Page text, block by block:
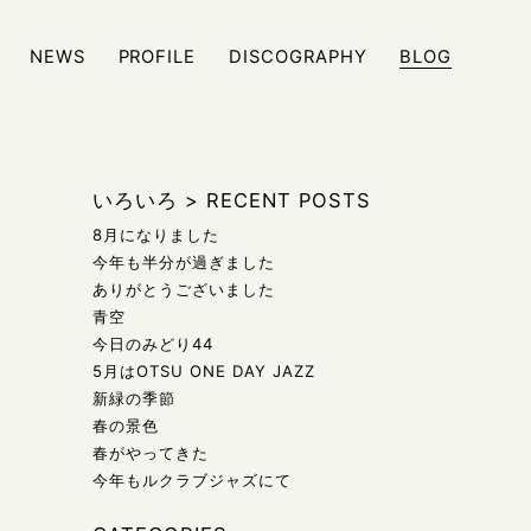
NEWS PROFILE DISCOGRAPHY BLOG
いろいろ > RECENT POSTS
8月になりました
今年も半分が過ぎました
ありがとうございました
青空
今日のみどり44
5月はOTSU ONE DAY JAZZ
新緑の季節
春の景色
春がやってきた
今年もルクラブジャズにて